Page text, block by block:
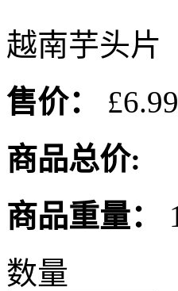
越南芋头片
售价：
£6.99
商品总价:
商品重量：
数量